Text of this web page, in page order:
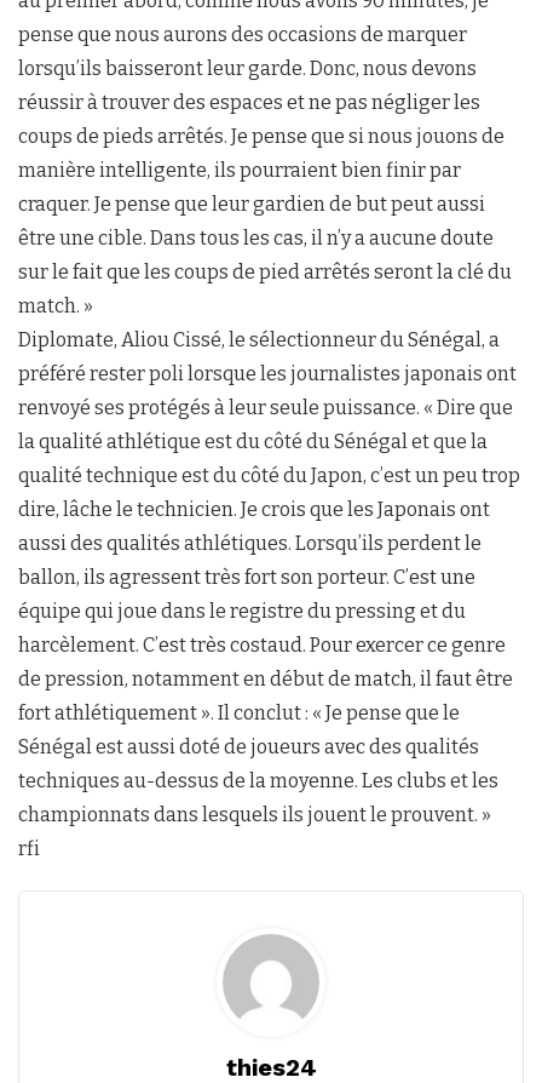
pense que nous aurons des occasions de marquer
lorsqu’ils baisseront leur garde. Donc, nous devons
réussir à trouver des espaces et ne pas négliger les
coups de pieds arrêtés. Je pense que si nous jouons de
manière intelligente, ils pourraient bien finir par
craquer. Je pense que leur gardien de but peut aussi
être une cible. Dans tous les cas, il n’y a aucune doute
sur le fait que les coups de pied arrêtés seront la clé du
match. »
Diplomate, Aliou Cissé, le sélectionneur du Sénégal, a
préféré rester poli lorsque les journalistes japonais ont
renvoyé ses protégés à leur seule puissance. « Dire que
la qualité athlétique est du côté du Sénégal et que la
qualité technique est du côté du Japon, c’est un peu trop
dire, lâche le technicien. Je crois que les Japonais ont
aussi des qualités athlétiques. Lorsqu’ils perdent le
ballon, ils agressent très fort son porteur. C’est une
équipe qui joue dans le registre du pressing et du
harcèlement. C’est très costaud. Pour exercer ce genre
de pression, notamment en début de match, il faut être
fort athlétiquement ». Il conclut : « Je pense que le
Sénégal est aussi doté de joueurs avec des qualités
techniques au-dessus de la moyenne. Les clubs et les
championnats dans lesquels ils jouent le prouvent. »
rfi
thies24